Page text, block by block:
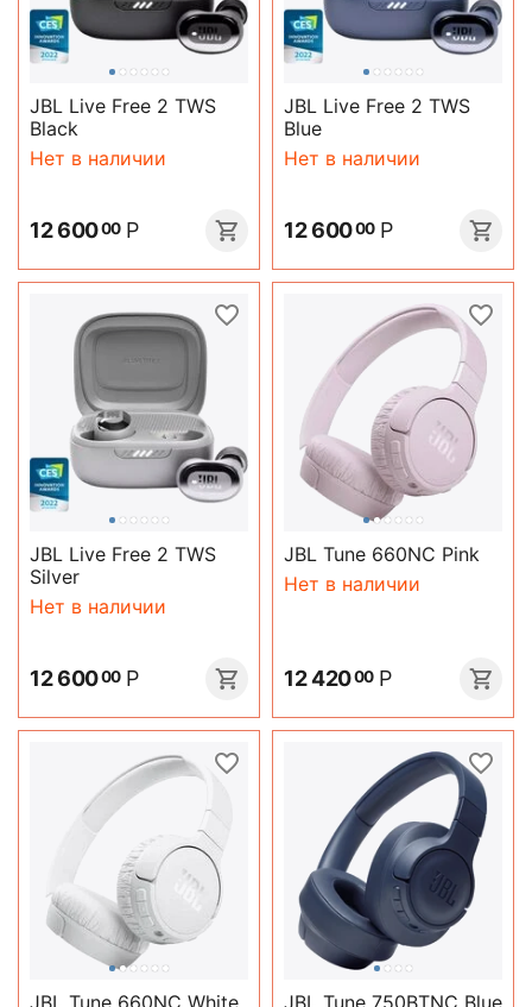
JBL Live Free 2 TWS
Black
Нет в наличии
12 60000 Р
JBL Live Free 2 TWS
Blue
Нет в наличии
12 60000 Р
JBL Live Free 2 TWS
Silver
Нет в наличии
12 60000 Р
JBL Tune 660NC Pink
Нет в наличии
12 42000 Р